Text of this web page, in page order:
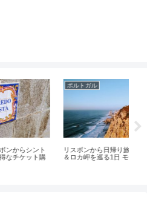
ポルトガル
リスボンから日帰り旅行♪シントラ
＆ロカ岬を巡る1日 モデルプラン